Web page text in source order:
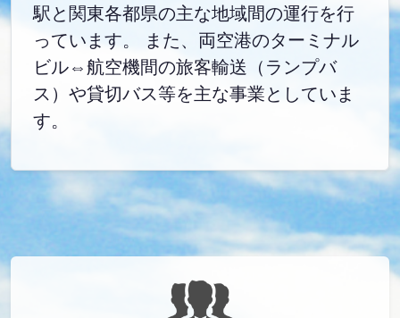
駅と関東各都県の主な地域間の運行を行
っています。 また、両空港のターミナル
ビル⇔航空機間の旅客輸送（ランプバ
ス）や貸切バス等を主な事業としていま
す。